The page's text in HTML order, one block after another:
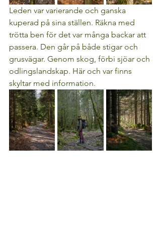
Leden var varierande och ganska
kuperad på sina ställen. Räkna med
trötta ben för det var många backar att
passera. Den går på både stigar och
grusvägar. Genom skog, förbi sjöar och
odlingslandskap. Här och var finns
skyltar med information.